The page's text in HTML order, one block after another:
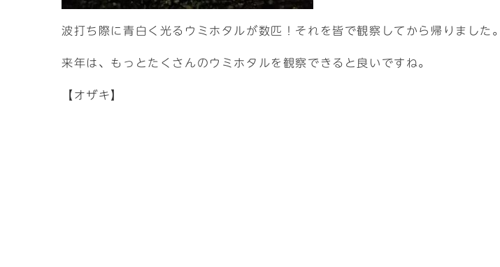
波打ち際に青白く光るウミホタルが数匹！それを皆で観察してから帰りました。
来年は、もっとたくさんのウミホタルを観察できると良いですね。
【オザキ】